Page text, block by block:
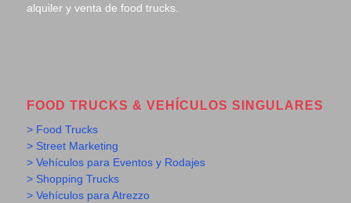
alquiler y venta de food trucks.
FOOD TRUCKS & VEHÍCULOS SINGULARES
> Food Trucks
> Street Marketing
> Vehículos para Eventos y Rodajes
> Shopping Trucks
> Vehículos para Atrezzo